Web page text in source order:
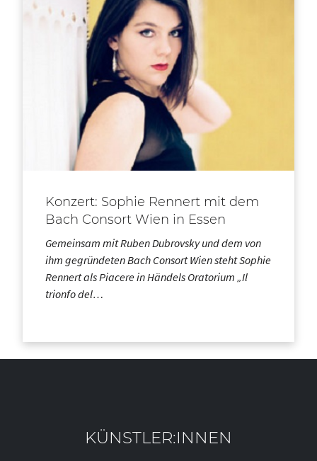
Konzert: Sophie Rennert mit dem
Bach Consort Wien in Essen
Gemeinsam mit Ruben Dubrovsky und dem von
ihm gegründeten Bach Consort Wien steht Sophie
Rennert als Piacere in Händels Oratorium „Il
trionfo del…
KÜNSTLER:INNEN